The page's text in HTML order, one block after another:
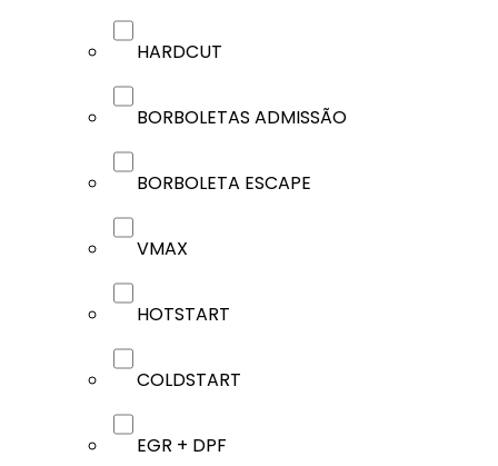
HARDCUT
BORBOLETAS ADMISSÃO
BORBOLETA ESCAPE
VMAX
HOTSTART
COLDSTART
EGR + DPF